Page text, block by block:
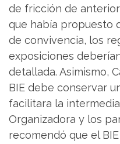
de fricción de
que había propuesto
de convivencia, los
exposiciones
detallada. Asimismo,
BIE debe conservar
facilitara la
Organizadora y los
recomendó que el